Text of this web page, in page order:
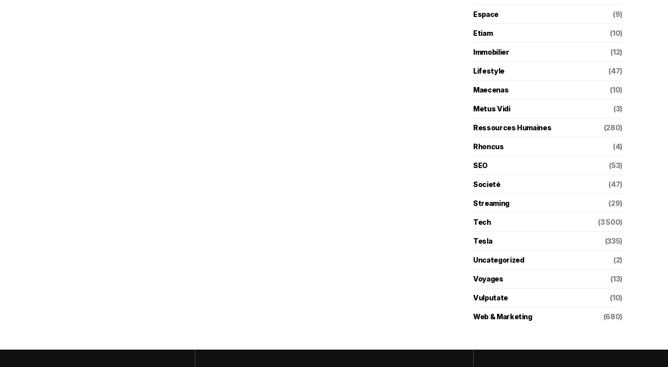
Espace (9)
Etiam (10)
Immobilier (12)
Lifestyle (47)
Maecenas (10)
Metus Vidi (3)
Ressources Humaines (280)
Rhoncus (4)
SEO (53)
Societé (47)
Streaming (29)
Tech (3 500)
Tesla (335)
Uncategorized (2)
Voyages (13)
Vulputate (10)
Web & Marketing (680)